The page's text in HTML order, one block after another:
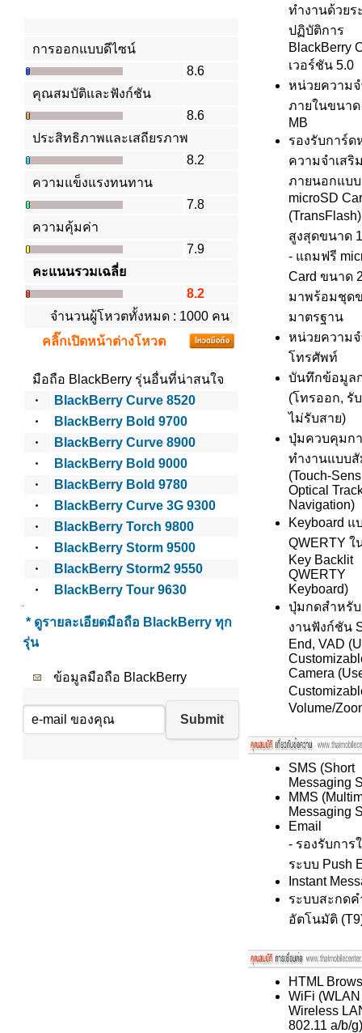
การออกแบบดีไซน์
8.6
คุณสมบัติและฟังก์ชัน
8.6
ประสิทธิภาพและเสถียรภาพ
8.2
ความแข็งแรงทนทาน
7.8
ความคุ้มค่า
7.9
คะแนนรวมเฉลี่ย
8.2
จำนวนผู้โหวตทั้งหมด : 1000 คน
คลิ๊กเปิดหน้าต่างโหวต
มือถือ BlackBerry รุ่นอื่นที่น่าสนใจ
BlackBerry Curve 8520
BlackBerry Bold 9700
BlackBerry Curve 8900
BlackBerry Bold 9000
BlackBerry Bold 9780
BlackBerry Curve 3G 9300
BlackBerry Torch 9800
BlackBerry Storm 9500
BlackBerry Storm2 9550
BlackBerry Tour 9630
* ดูรายละเอียดมือถือ BlackBerry ทุก
รุ่น
ข้อมูลมือถือ BlackBerry
Submit
ทำงานด้วยร
ปฏิบัติการ
BlackBerry
เวอร์ชัน 5.0
หน่วยความจ
ภายในขนาด
MB
รองรับการ์ด
ความจำเสริ
ภายนอกแบบ
microSD
สูงสุดขนาด
- แถมฟรี
Card ขนาด
มาพร้อมชุด
มาตรฐาน
หน่วยความ
โทรศัพท์
บันทึกข้อมูล
(โทรออก, รั
ไม่รับสาย)
ปุ่มควบคุมก
ทำงานแบบ
(Touch-
Optical
Navigation)
Keyboard แ
QWERTY ใ
Key Backlit
QWERTY
Keyboard)
ปุ่มกดสำหรั
งานฟังก์ชัน
End, VAD
Camera
Volume/
SMS (Short
Messaging
MMS
Messaging
Email
- รองรับการ
ระบบ Push
Instant
ระบบสะกดค
อัตโนมัติ
HTML
WiFi (WLAN
Wireless
802.11 a/b/g)